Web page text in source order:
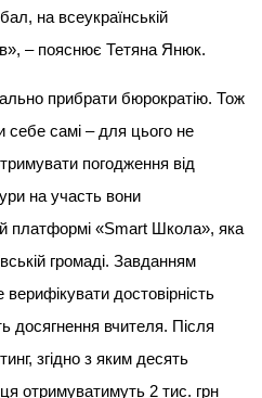
на всеукраїнській
– пояснює Тетяна Янюк.
прибрати бюрократію. Тож
себе самі – для цього не
погодження від
на участь вони
платформі «Smart Школа», яка
громаді. Завданням
верифікувати достовірність
досягнення вчителя. Після
згідно з яким десять
отримуватимуть 2 тис. грн